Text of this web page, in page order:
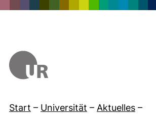
Start – Universität – Aktuelles –